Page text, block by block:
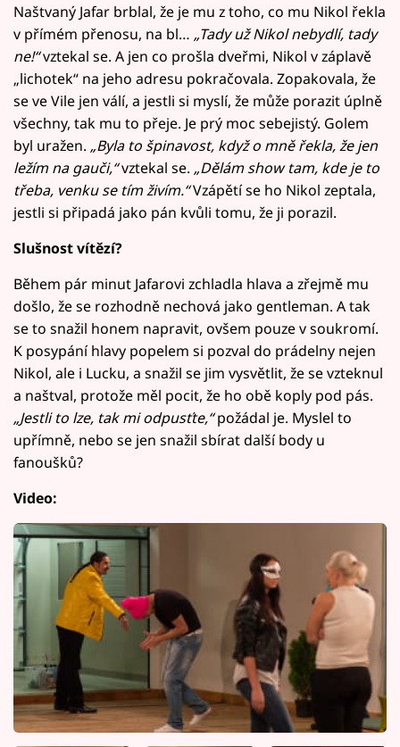
Naštvaný Jafar brblal, že je mu z toho, co mu Nikol řekla
v přímém přenosu, na bl… „Tady už Nikol nebydlí, tady
ne!“vztekal se. A jen co prošla dveřmi, Nikol v záplavě
„lichotek“ na jeho adresu pokračovala. Zopakovala, že
se ve Vile jen válí, a jestli si myslí, že může porazit úplně
všechny, tak mu to přeje. Je prý moc sebejistý. Golem
byl uražen. „Byla to špinavost, když o mně řekla, že jen
ležím na gauči,“vztekal se. „Dělám show tam, kde je to
třeba, venku se tím živím.“Vzápětí se ho Nikol zeptala,
jestli si připadá jako pán kvůli tomu, že ji porazil.
Slušnost vítězí?
Během pár minut Jafarovi zchladla hlava a zřejmě mu
došlo, že se rozhodně nechová jako gentleman. A tak
se to snažil honem napravit, ovšem pouze v soukromí.
K posypání hlavy popelem si pozval do prádelny nejen
Nikol, ale i Lucku, a snažil se jim vysvětlit, že se vzteknul
a naštval, protože měl pocit, že ho obě koply pod pás.
„Jestli to lze, tak mi odpusťte,“požádal je. Myslel to
upřímně, nebo se jen snažil sbírat další body u
fanoušků?
Video: